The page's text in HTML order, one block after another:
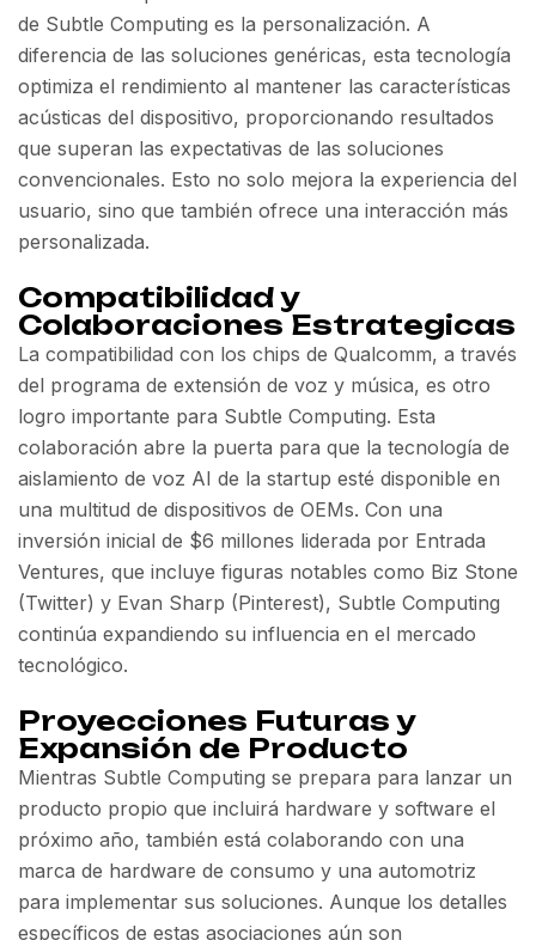
de Subtle Computing es la personalización. A
diferencia de las soluciones genéricas, esta tecnología
optimiza el rendimiento al mantener las características
acústicas del dispositivo, proporcionando resultados
que superan las expectativas de las soluciones
convencionales. Esto no solo mejora la experiencia del
usuario, sino que también ofrece una interacción más
personalizada.
Compatibilidad y
Colaboraciones Estrategicas
La compatibilidad con los chips de Qualcomm, a través
del programa de extensión de voz y música, es otro
logro importante para Subtle Computing. Esta
colaboración abre la puerta para que la tecnología de
aislamiento de voz AI de la startup esté disponible en
una multitud de dispositivos de OEMs. Con una
inversión inicial de $6 millones liderada por Entrada
Ventures, que incluye figuras notables como Biz Stone
(Twitter) y Evan Sharp (Pinterest), Subtle Computing
continúa expandiendo su influencia en el mercado
tecnológico.
Proyecciones Futuras y
Expansión de Producto
Mientras Subtle Computing se prepara para lanzar un
producto propio que incluirá hardware y software el
próximo año, también está colaborando con una
marca de hardware de consumo y una automotriz
para implementar sus soluciones. Aunque los detalles
específicos de estas asociaciones aún son